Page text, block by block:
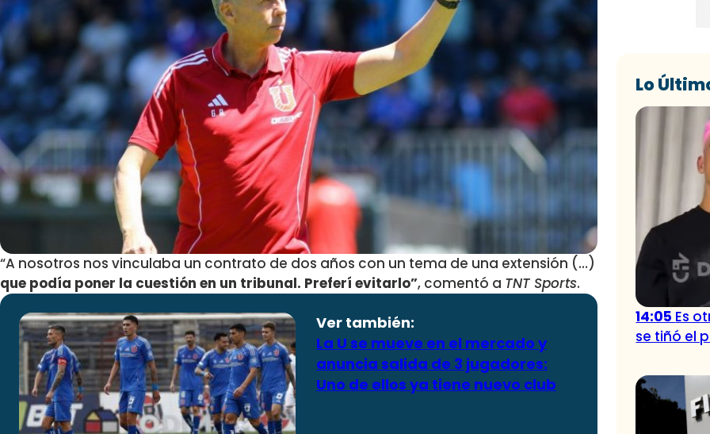
“A nosotros nos vinculaba un contrato de dos años con un tema de una extensión (…)
que podía poner la cuestión en un tribunal. Preferí evitarlo”, comentó a TNT Sports.
Ver también:
La U se mueve en el mercado y
anuncia salida de 3 jugadores:
Uno de ellos ya tiene nuevo club
Lo
14:05 Es
se tiñó el